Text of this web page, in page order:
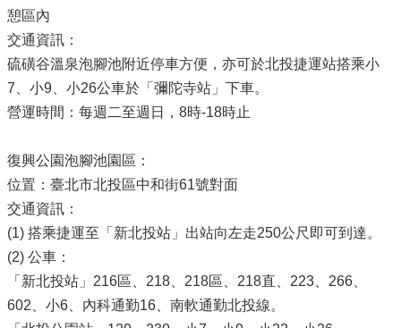
憩區內
交通資訊：
硫磺谷溫泉泡腳池附近停車方便，亦可於北投捷運站搭乘小
7、小9、小26公車於「彌陀寺站」下車。
營運時間：每週二至週日，8時-18時止
復興公園泡腳池園區：
位置：臺北市北投區中和街61號對面
交通資訊：
(1) 搭乘捷運至「新北投站」出站向左走250公尺即可到達。
(2) 公車：
「新北投站」216區、218、218區、218直、223、266、
602、小6、內科通勤16、南軟通勤北投線。